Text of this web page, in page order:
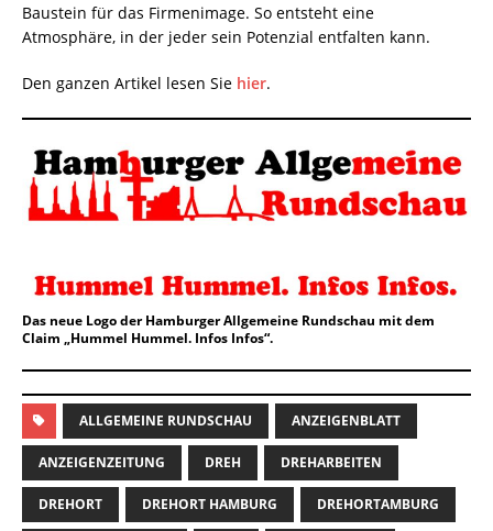
Baustein für das Firmenimage. So entsteht eine
Atmosphäre, in der jeder sein Potenzial entfalten kann.
Den ganzen Artikel lesen Sie hier.
Das neue Logo der Hamburger Allgemeine Rundschau mit dem
Claim „Hummel Hummel. Infos Infos“.
ALLGEMEINE RUNDSCHAU ANZEIGENBLATT
ANZEIGENZEITUNG DREH DREHARBEITEN
DREHORT DREHORT HAMBURG DREHORTAMBURG